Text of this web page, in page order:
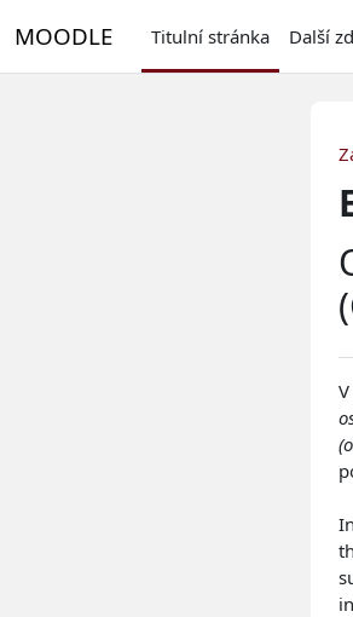
MOODLE Titulní stránka Další